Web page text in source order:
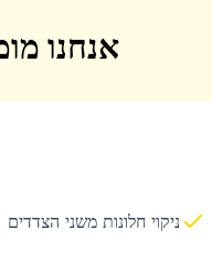
אנחנו
ניקוי חלונות משני הצדדים